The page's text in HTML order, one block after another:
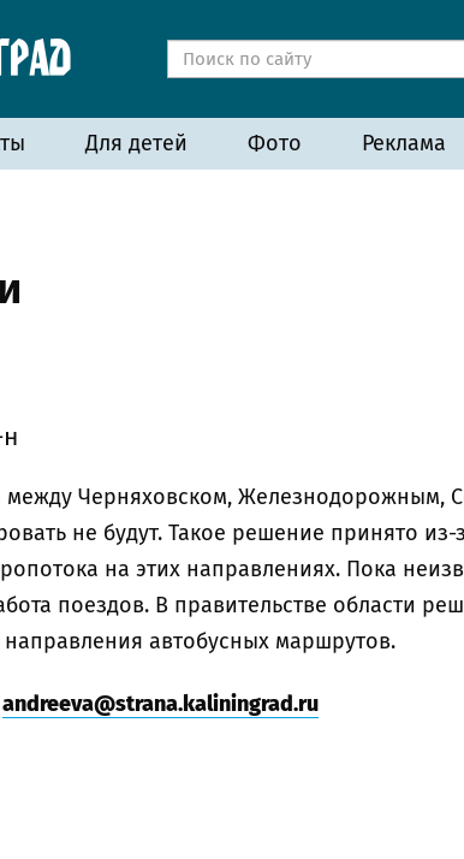
Для детей Фото Реклама
между Черняховском, Железнодорожным,
не будут. Такое решение принято из-
на этих направлениях. Пока
поездов. В правительстве области
автобусных маршрутов.
andreeva@strana.kaliningrad.ru